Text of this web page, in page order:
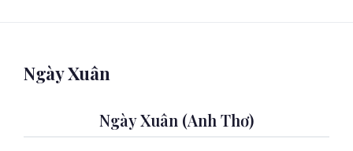
Ngày Xuân
Ngày Xuân (Anh Thơ)